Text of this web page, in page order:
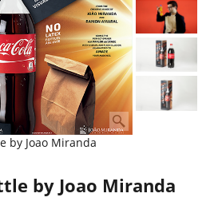
by Joao Miranda
by Joao Miranda